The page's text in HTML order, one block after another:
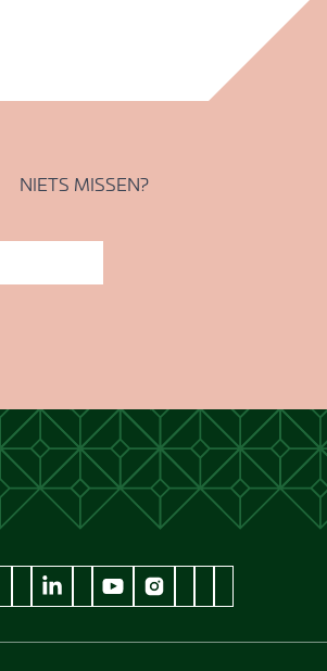
NIETS MISSEN?
Jan Cunen
Museum Jan Cunen
wikipedia Museum Jan Cunen
linkedin Museum Jan Cunen
googleplus Museum Jan Cunen
youtube Museum Jan Cunen
instagram Museum